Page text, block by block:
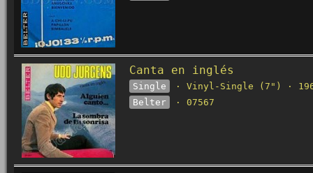
Canta en inglés
Single
· Vinyl-Single (7") ·
Belter
· 07567